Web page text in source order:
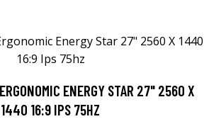
ENERGY STAR 27" 2560 X
1440 16:9 IPS 75HZ